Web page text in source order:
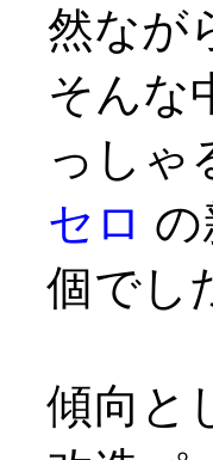
然なが
そんな
っしゃ
セロ の
個でし
傾向と